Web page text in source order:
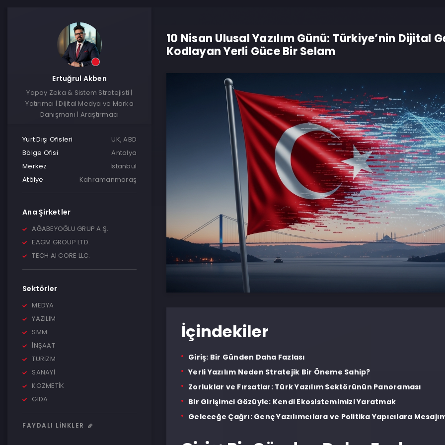
Ertuğrul Akben
Yapay Zeka & Sistem Stratejisti |
Yatırımcı | Dijital Medya ve Marka
Danışmanı | Araştırmacı
Yurt Dışı Ofisleri
UK, ABD
Bölge Ofisi
Antalya
Merkez
İstanbul
Atölye
Kahramanmaraş
Ana Şirketler
AĞABEYOĞLU GRUP A.Ş.
EAGM GROUP LTD.
TECH AI CORE LLC.
Sektörler
MEDYA
YAZILIM
SMM
İNŞAAT
TURİZM
SANAYİ
KOZMETİK
GIDA
FAYDALI LINKLER
10 Nisan Ulusal Yazılım Günü: Türkiye’nin Dijital
Kodlayan Yerli Güce Bir Selam
İçindekiler
Giriş: Bir Günden Daha Fazlası
Yerli Yazılım Neden Stratejik Bir Öneme Sahip?
Zorluklar ve Fırsatlar: Türk Yazılım Sektörünün Panoraması
Bir Girişimci Gözüyle: Kendi Ekosistemimizi Yaratmak
Geleceğe Çağrı: Genç Yazılımcılara ve Politika Yapıcılara